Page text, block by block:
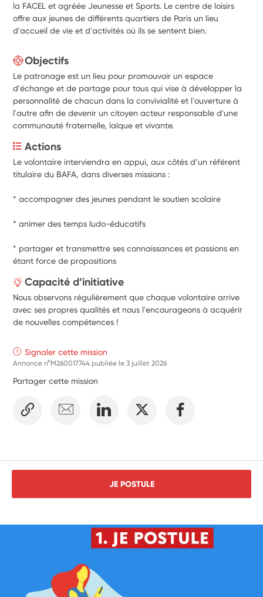
la FACEL et agréée Jeunesse et Sports. Le centre de loisirs
offre aux jeunes de différents quartiers de Paris un lieu
d'accueil de vie et d'activités où ils se sentent bien.
Objectifs
Le patronage est un lieu pour promouvoir un espace
d'échange et de partage pour tous qui vise à développer la
personnalité de chacun dans la convivialité et l'ouverture à
l'autre afin de devenir un citoyen acteur responsable d'une
communauté fraternelle, laïque et vivante.
Actions
Le volontaire interviendra en appui, aux côtés d’un référent
titulaire du BAFA, dans diverses missions :
* accompagner des jeunes pendant le soutien scolaire
* animer des temps ludo-éducatifs
* partager et transmettre ses connaissances et passions en
étant force de propositions
Capacité d’initiative
Nous observons régulièrement que chaque volontaire arrive
avec ses propres qualités et nous l'encourageons à acquérir
de nouvelles compétences !
Signaler cette mission
Annonce n°M260017744 publiée le3 juillet 2026
Partager cette mission
JE POSTULE